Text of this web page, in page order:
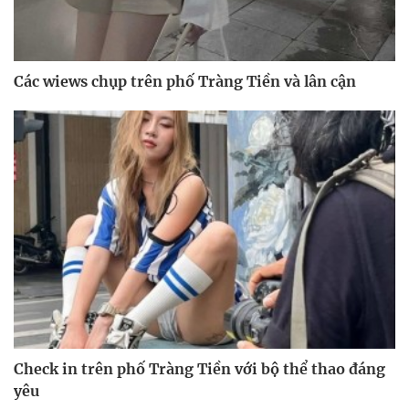
Các wiews chụp trên phố Tràng Tiền và lân cận
Check in trên phố Tràng Tiền với bộ thể thao đáng
yêu